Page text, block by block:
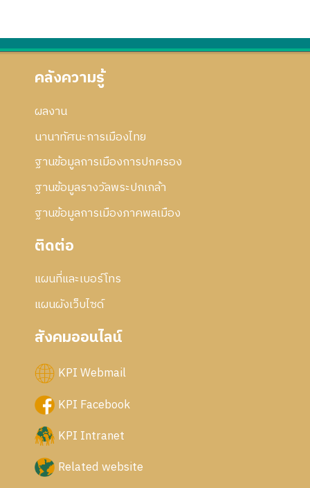
คลังความรู้
ผลงาน
นานาทัศนะการเมืองไทย
ฐานข้อมูลการเมืองการปกครอง
ฐานข้อมูลรางวัลพระปกเกล้า
ฐานข้อมูลการเมืองภาคพลเมือง
ติดต่อ
แผนที่และเบอร์โทร
แผนผังเว็บไซด์
สังคมออนไลน์
KPI Webmail
KPI Facebook
KPI Intranet
Related website